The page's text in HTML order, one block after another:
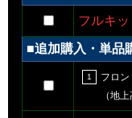
フルキッ
■追加購入・単品
1
フロ
（地